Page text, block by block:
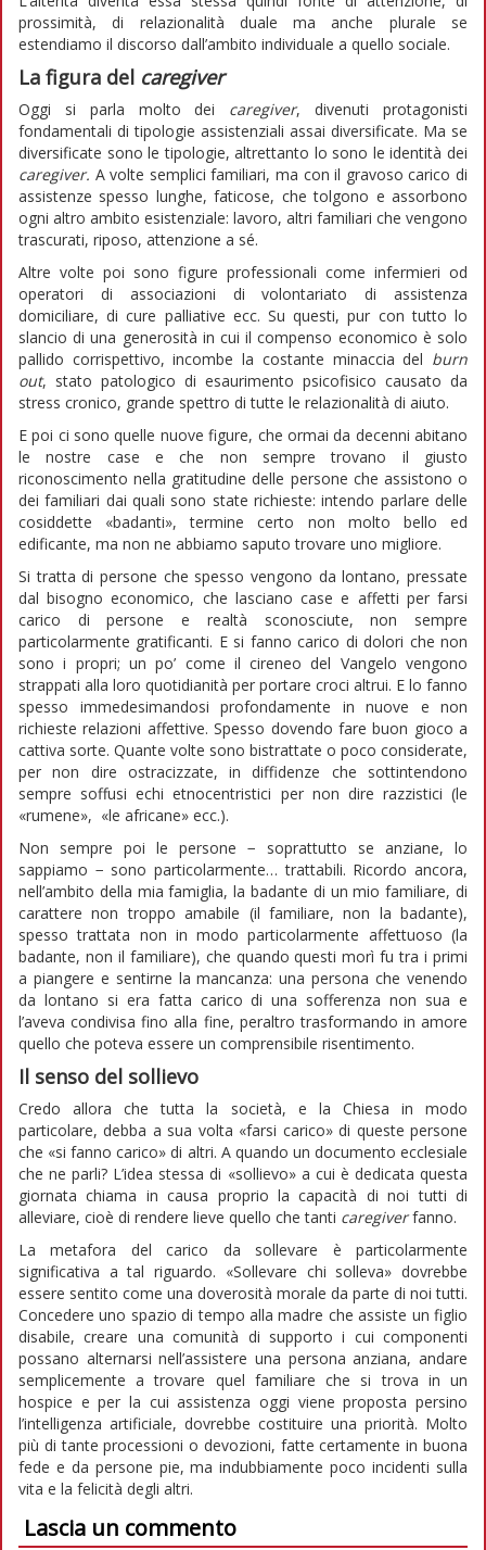
prossimità, di relazionalità duale ma anche plurale se
estendiamo il discorso dall’ambito individuale a quello sociale.
La figura del caregiver
Oggi si parla molto dei caregiver, divenuti protagonisti
fondamentali di tipologie assistenziali assai diversificate. Ma se
diversificate sono le tipologie, altrettanto lo sono le identità dei
caregiver. A volte semplici familiari, ma con il gravoso carico di
assistenze spesso lunghe, faticose, che tolgono e assorbono
ogni altro ambito esistenziale: lavoro, altri familiari che vengono
trascurati, riposo, attenzione a sé.
Altre volte poi sono figure professionali come infermieri od
operatori di associazioni di volontariato di assistenza
domiciliare, di cure palliative ecc. Su questi, pur con tutto lo
slancio di una generosità in cui il compenso economico è solo
pallido corrispettivo, incombe la costante minaccia del burn
out, stato patologico di esaurimento psicofisico causato da
stress cronico, grande spettro di tutte le relazionalità di aiuto.
E poi ci sono quelle nuove figure, che ormai da decenni abitano
le nostre case e che non sempre trovano il giusto
riconoscimento nella gratitudine delle persone che assistono o
dei familiari dai quali sono state richieste: intendo parlare delle
cosiddette «badanti», termine certo non molto bello ed
edificante, ma non ne abbiamo saputo trovare uno migliore.
Si tratta di persone che spesso vengono da lontano, pressate
dal bisogno economico, che lasciano case e affetti per farsi
carico di persone e realtà sconosciute, non sempre
particolarmente gratificanti. E si fanno carico di dolori che non
sono i propri; un po’ come il cireneo del Vangelo vengono
strappati alla loro quotidianità per portare croci altrui. E lo fanno
spesso immedesimandosi profondamente in nuove e non
richieste relazioni affettive. Spesso dovendo fare buon gioco a
cattiva sorte. Quante volte sono bistrattate o poco considerate,
per non dire ostracizzate, in diffidenze che sottintendono
sempre soffusi echi etnocentristici per non dire razzistici (le
«rumene», «le africane» ecc.).
Non sempre poi le persone − soprattutto se anziane, lo
sappiamo − sono particolarmente… trattabili. Ricordo ancora,
nell’ambito della mia famiglia, la badante di un mio familiare, di
carattere non troppo amabile (il familiare, non la badante),
spesso trattata non in modo particolarmente affettuoso (la
badante, non il familiare), che quando questi morì fu tra i primi
a piangere e sentirne la mancanza: una persona che venendo
da lontano si era fatta carico di una sofferenza non sua e
l’aveva condivisa fino alla fine, peraltro trasformando in amore
quello che poteva essere un comprensibile risentimento.
Il senso del sollievo
Credo allora che tutta la società, e la Chiesa in modo
particolare, debba a sua volta «farsi carico» di queste persone
che «si fanno carico» di altri. A quando un documento ecclesiale
che ne parli? L’idea stessa di «sollievo» a cui è dedicata questa
giornata chiama in causa proprio la capacità di noi tutti di
alleviare, cioè di rendere lieve quello che tanti caregiverfanno.
La metafora del carico da sollevare è particolarmente
significativa a tal riguardo. «Sollevare chi solleva» dovrebbe
essere sentito come una doverosità morale da parte di noi tutti.
Concedere uno spazio di tempo alla madre che assiste un figlio
disabile, creare una comunità di supporto i cui componenti
possano alternarsi nell’assistere una persona anziana, andare
semplicemente a trovare quel familiare che si trova in un
hospice e per la cui assistenza oggi viene proposta persino
l’intelligenza artificiale, dovrebbe costituire una priorità. Molto
più di tante processioni o devozioni, fatte certamente in buona
fede e da persone pie, ma indubbiamente poco incidenti sulla
vita e la felicità degli altri.
Lascia un commento